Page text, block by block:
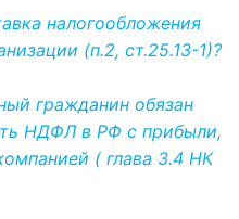
налогообложения
(п.2, ст.25.13-1)?
гражданин обязан
НДФЛ в РФ с прибыли,
( глава 3.4 НК